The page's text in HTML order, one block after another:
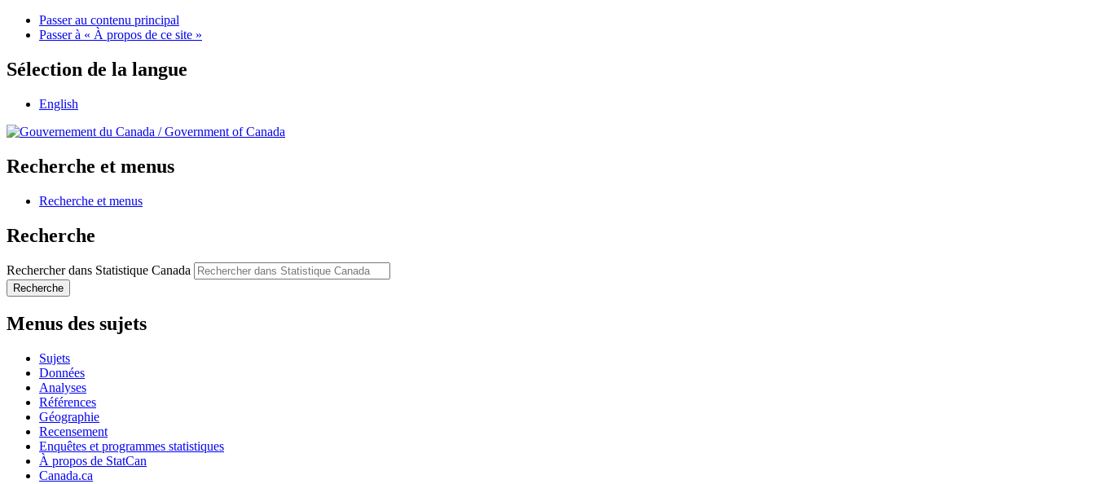
Passer au contenu principal
Passer à « À propos de ce site »
Sélection de la langue
English
/Government of Canada
Recherche et menus
Recherche et menus
Recherche
Rechercher dans Statistique Canada
Recherche
Menus des sujets
Sujets
Données
Analyses
Références
Géographie
Recensement
Enquêtes et programmes statistiques
À propos de StatCan
Canada.ca